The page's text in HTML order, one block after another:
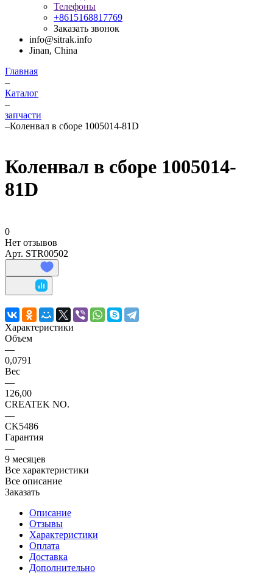
Телефоны
+8615168817769
Заказать звонок
info@sitrak.info
Jinan, China
Главная
–
Каталог
–
запчасти
–Коленвал в сборе 1005014-81D
Коленвал в сборе 1005014-
81D
0
Нет отзывов
Арт. STR00502
Характеристики
Объем
—
0,0791
Вес
—
126,00
CREATEK NO.
—
CK5486
Гарантия
—
9 месяцев
Все характеристики
Все описание
Заказать
Описание
Отзывы
Характеристики
Оплата
Доставка
Дополнительно